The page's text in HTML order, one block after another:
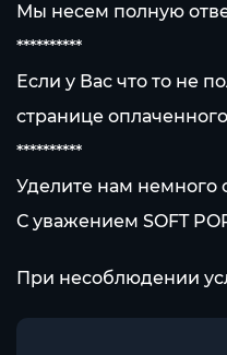
Мы несем полную
**********
Если у Вас что то не
странице
**********
Уделите нам немного
С уважением SOFT
При несоблюдении